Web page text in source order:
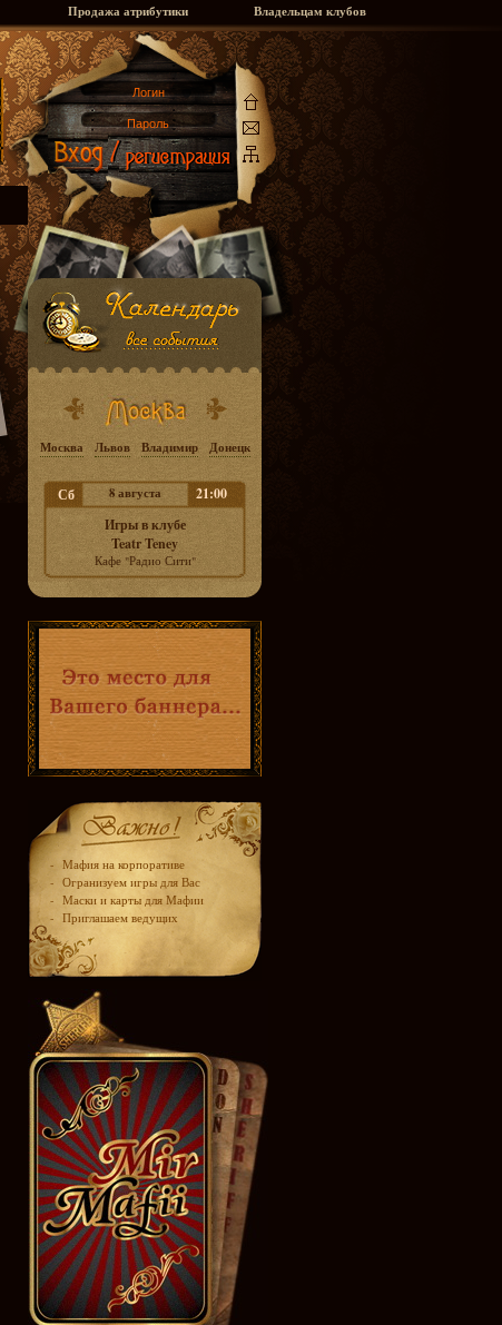
Продажа атрибутики Владельцам клубов
Москва Львов Владимир Донецк
Сб 8 августа
21:00
Игры в клубе
Teatr Teney
Кафе "Радио Сити"
- Мафия на корпоративе
- Огранизуем игры для Вас
- Маски и карты для Мафии
- Приглашаем ведущих